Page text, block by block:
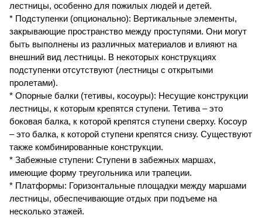
лестницы, особенно для пожилых людей и детей.
* Подступенки (опционально): Вертикальные элементы,
закрывающие пространство между проступями. Они могут
быть выполнены из различных материалов и влияют на
внешний вид лестницы. В некоторых конструкциях
подступенки отсутствуют (лестницы с открытыми
пролетами).
* Опорные балки (тетивы, косоуры): Несущие конструкции
лестницы, к которым крепятся ступени. Тетива – это
боковая балка, к которой крепятся ступени сверху. Косоур
– это балка, к которой ступени крепятся снизу. Существуют
также комбинированные конструкции.
* Забежные ступени: Ступени в забежных маршах,
имеющие форму треугольника или трапеции.
* Платформы: Горизонтальные площадки между маршами
лестницы, обеспечивающие отдых при подъеме на
несколько этажей.